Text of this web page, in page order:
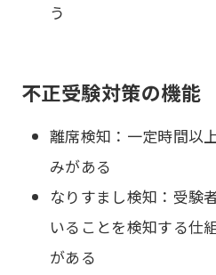
う
不正受験対策の機能
離席検知：一定時間以
みがある
なりすまし検知：受験
いることを検知する仕
がある